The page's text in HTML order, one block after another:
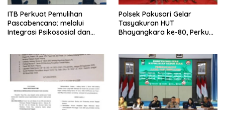
ITB Perkuat Pemulihan
Pascabencana: melalui
Integrasi Psikososial dan
Polsek Pakusari Gelar
Tasyakuran HUT
Bhayangkara ke-80, Perkuat